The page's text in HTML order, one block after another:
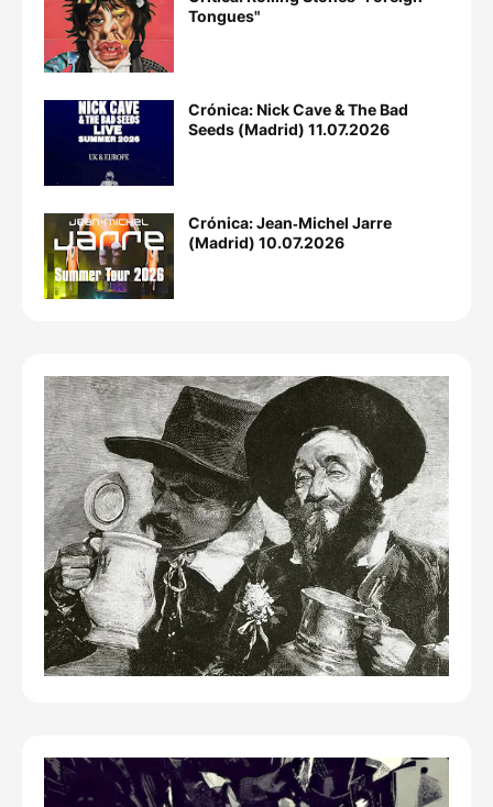
Tongues"
Crónica: Nick Cave & The Bad
Seeds (Madrid) 11.07.2026
Crónica: Jean‐Michel Jarre
(Madrid) 10.07.2026